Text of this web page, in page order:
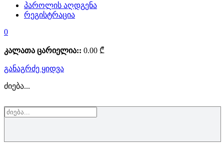
პაროლის აღდგენა
რეგისტრაცია
0
კალათა ცარიელია:: 0.00 ₾
განაგრძე ყიდვა
ძიება...